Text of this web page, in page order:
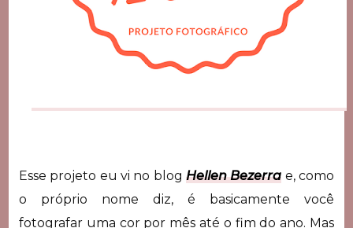
Esse projeto eu vi no blog Hellen Bezerra e, como
o próprio nome diz, é basicamente você
fotografar uma cor por mês até o fim do ano. Mas